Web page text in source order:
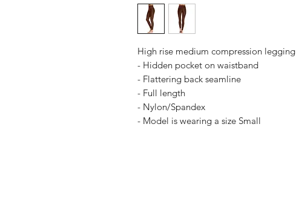
High rise medium compression legging
- Hidden pocket on waistband
- Flattering back seamline
- Full length
- Nylon/Spandex
- Model is wearing a size Small